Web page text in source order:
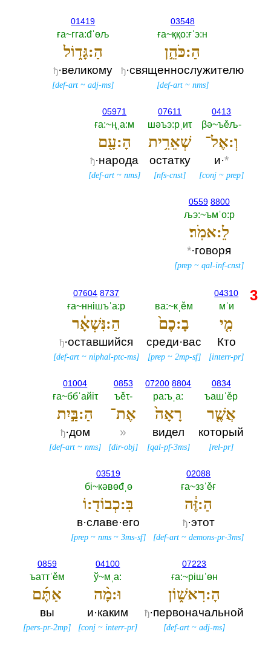
03548
ға~ққо:ғˈэ:н
הַ:כֹּהֵ֣ן
ђ·священнослужителю
[def-art~ nms]
01419
ға~гга:đˈөљ
הַ:גָּד֑וֹל
ђ·великому
[def-art ~adj-ms]
0413
βә~ъěљ-‎
וְ:אֶל־
и·*
[conj ~prep]
07611
шәъэ:рˌиτ
שְׁאֵרִ֥ית
остатку
[nfs-cnst]
05971
ға:~ңˌа:м
הָ:עָ֖ם
ђ·народа
[def-art ~nms]
0559 8800
љэ:~ъмˈо:р
לֵ:אמֹֽר׃
*·говоря
[prep ~qal-inf-cnst]
04310
мˈи
מִ֤י
Кто
[interr-pr]
ва:~кˌěм
בָ:כֶם֙
среди·вас
[prep~ 2mp-sf]
07604 8737
ға~ннiшъˈа:р
הַ:נִּשְׁאָ֔ר
ђ·оставшийся
[def-art ~niphal-ptc-ms]
0834
ъашˈěр
אֲשֶׁ֤ר
который
[rel-pr]
07200 8804
ра:ъˌа:‎
רָאָה֙
видел
[qal-pf-3ms]
0853
ъěτ-‎
אֶת־
»
[dir-obj]
01004
ға~ббˈайiτ
הַ:בַּ֣יִת
ђ·дом
[def-art ~nms]
02088
ға~ззˈěғ
הַ:זֶּ֔ה
ђ·этот
[def-art ~demons-pr-3ms]
03519
бi~кәвөđˌө
בִּ:כְבוֹד֖:וֹ
в·славе·его
[prep ~nms ~3ms-sf]
07223
ға:~рiшˈөн
הָ:רִאשׁ֑וֹן
ђ·первоначальной
[def-art ~adj-ms]
04100
ў~мˌа:‎
וּ:מָ֨ה
и·каким
[conj ~interr-pr]
0859
ъаттˈěм
אַתֶּ֜ם
вы
[pers-pr-2mp]
3